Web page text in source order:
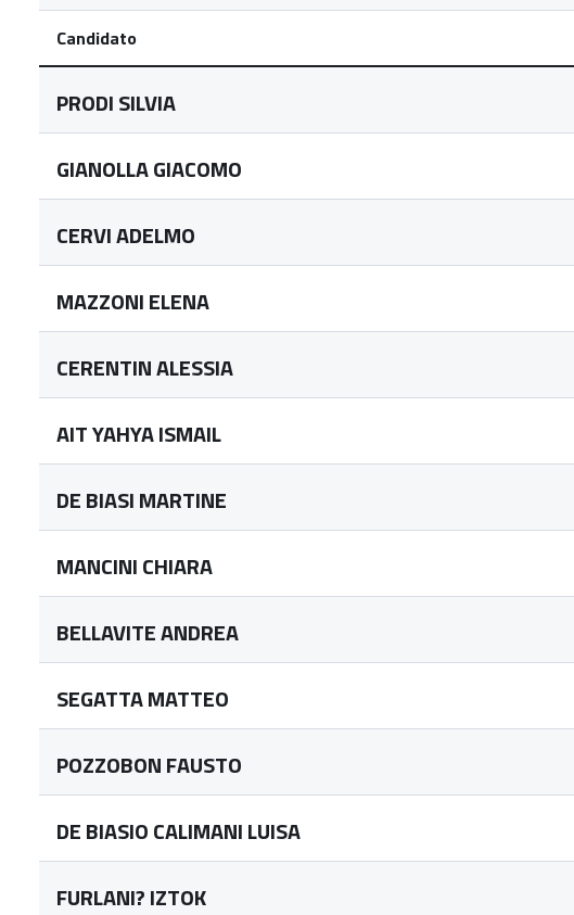
Candidato
PRODI SILVIA
GIANOLLA GIACOMO
CERVI ADELMO
MAZZONI ELENA
CERENTIN ALESSIA
AIT YAHYA ISMAIL
DE BIASI MARTINE
MANCINI CHIARA
BELLAVITE ANDREA
SEGATTA MATTEO
POZZOBON FAUSTO
DE BIASIO CALIMANI LUISA
FURLANI? IZTOK